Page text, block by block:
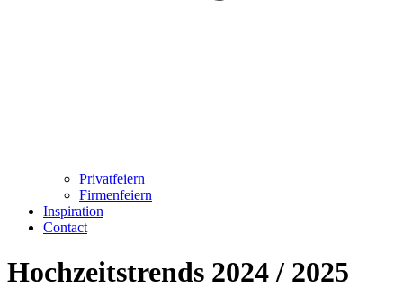
Privatfeiern
Firmenfeiern
Inspiration
Contact
Hochzeitstrends 2024 / 2025